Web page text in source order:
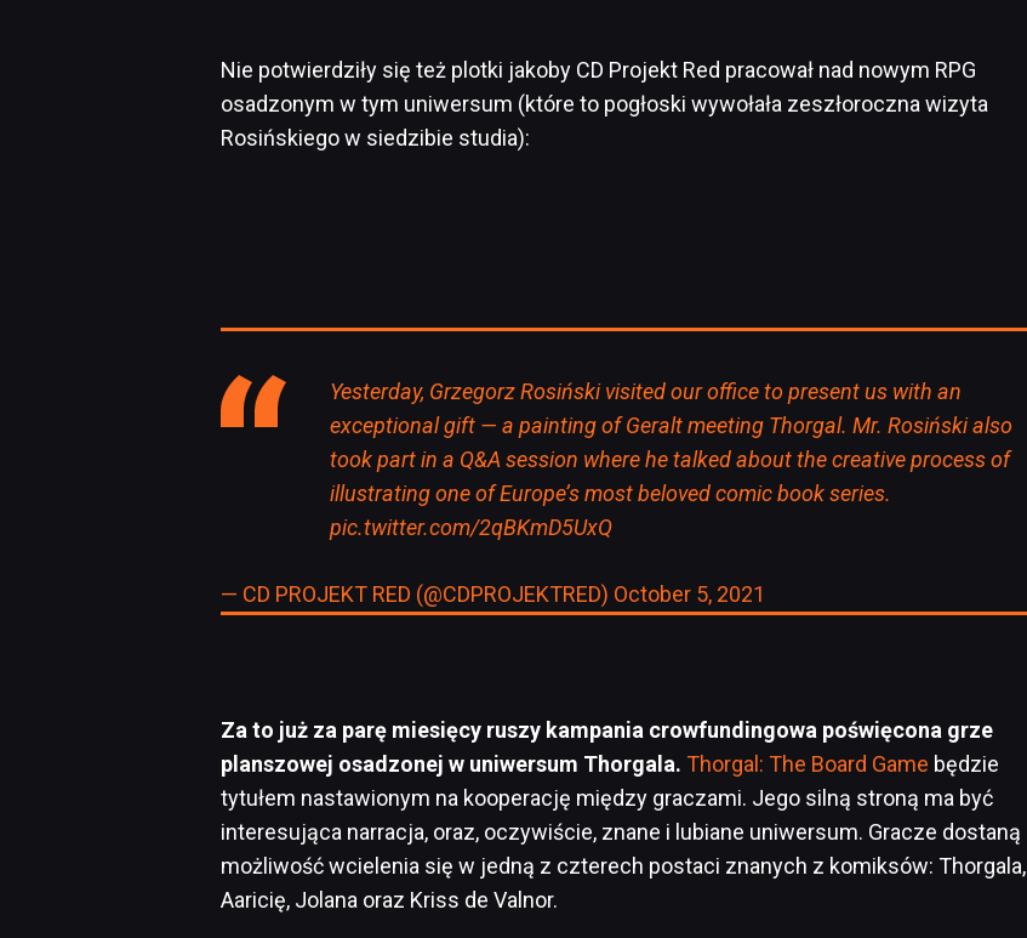
Nie potwierdziły się też plotki jakoby CD Projekt Red pracował nad nowym RPG
osadzonym w tym uniwersum (które to pogłoski wywołała zeszłoroczna wizyta
Rosińskiego w siedzibie studia):
Yesterday, Grzegorz Rosiński visited our office to present us with an
exceptional gift — a painting of Geralt meeting Thorgal. Mr. Rosiński also
took part in a Q&A session where he talked about the creative process of
illustrating one of Europe’s most beloved comic book series.
pic.twitter.com/2qBKmD5UxQ
— CD PROJEKT RED (@CDPROJEKTRED) October 5, 2021
Za to już za parę miesięcy ruszy kampania crowfundingowa poświęcona grze
planszowej osadzonej w uniwersum Thorgala. Thorgal: The Board Game będzie
tytułem nastawionym na kooperację między graczami. Jego silną stroną ma być
interesująca narracja, oraz, oczywiście, znane i lubiane uniwersum. Gracze dostaną
możliwość wcielenia się w jedną z czterech postaci znanych z komiksów: Thorgala,
Aaricię, Jolana oraz Kriss de Valnor.